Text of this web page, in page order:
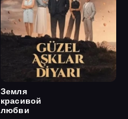
Земля
красивой
любви